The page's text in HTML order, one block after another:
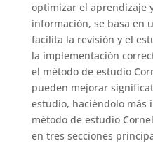
optimizar el aprendizaje
información, se basa en
facilita la revisión y el
la implementación
el método de estudio
pueden mejorar
estudio, haciéndolo más
método de estudio
en tres secciones